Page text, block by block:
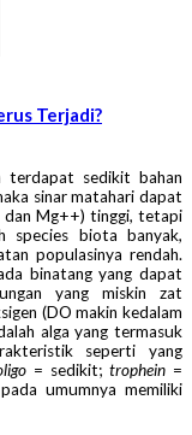
Terjadi?
terdapat sedikit bahan
sinar matahari dapat
dan Mg++) tinggi, tetapi
species biota banyak,
populasinya rendah.
binatang yang dapat
yang miskin zat
(DO makin kedalam
alga yang termasuk
seperti yang
= sedikit;trophein =
umumnya memiliki